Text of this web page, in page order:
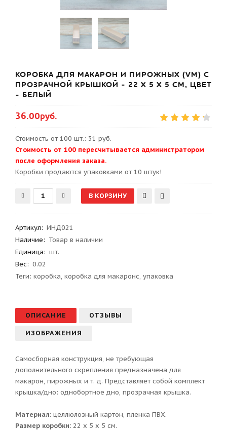
КОРОБКА ДЛЯ МАКАРОН И ПИРОЖНЫХ (VM) С
ПРОЗРАЧНОЙ КРЫШКОЙ - 22 Х 5 Х 5 СМ, ЦВЕТ
- БЕЛЫЙ
36.00руб.
Стоимость от 100 шт.: 31 руб.
Стоимость от 100 пересчитывается администратором
после оформления заказа.
Kоробки продаются упаковками от 10 штук!
Артикул: ИНД021
Наличие: Товар в наличии
Единица: шт.
Вес: 0.02
Теги: коробка, коробка для макаронс, упаковка
ОПИСАНИЕ ОТЗЫВЫ
ИЗОБРАЖЕНИЯ
Самосборная конструкция, не требующая
дополнительного скрепления предназначена для
макарон, пирожных и т. д. Представляет собой комплект
крышка/дно: однобортное дно, прозрачная крышка.
Материал: целлюлозный картон, пленка ПВХ.
Размер коробки: 22 х 5 х 5 см.